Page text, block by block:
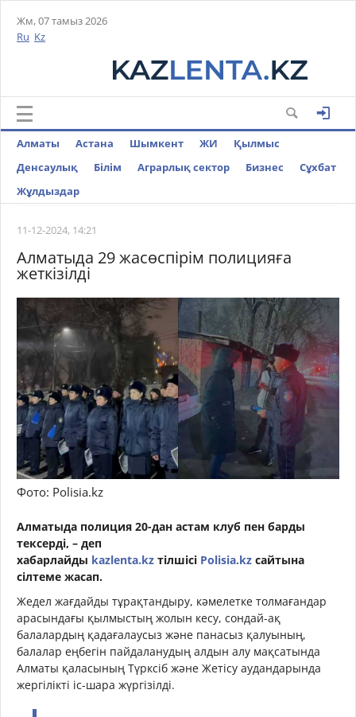
Жм, 07 тамыз 2026
Ru Kz
Алматы Астана Шымкент ЖИ
Қылмыс
Денсаулық
Білім Аграрлық сектор Бизнес
Cұхбат
Жұлдыздар
11-12-2024, 14:21
Алматыда 29 жасөспірім полицияға
жеткізілді
Фото: Polisia.kz
Алматыда полиция 20-дан астам клуб пен барды
тексерді, – деп
хабарлайды kazlenta.kz тілшісі Polisia.kz сайтына
сілтеме жасап.
Жедел жағдайды тұрақтандыру, кәмелетке толмағандар
арасындағы қылмыстың жолын кесу, сондай-ақ
балалардың қадағалаусыз және панасыз қалуының,
балалар еңбегін пайдаланудың алдын алу мақсатында
Алматы қаласының Түрксіб және Жетісу аудандарында
жергілікті іс-шара жүргізілді.